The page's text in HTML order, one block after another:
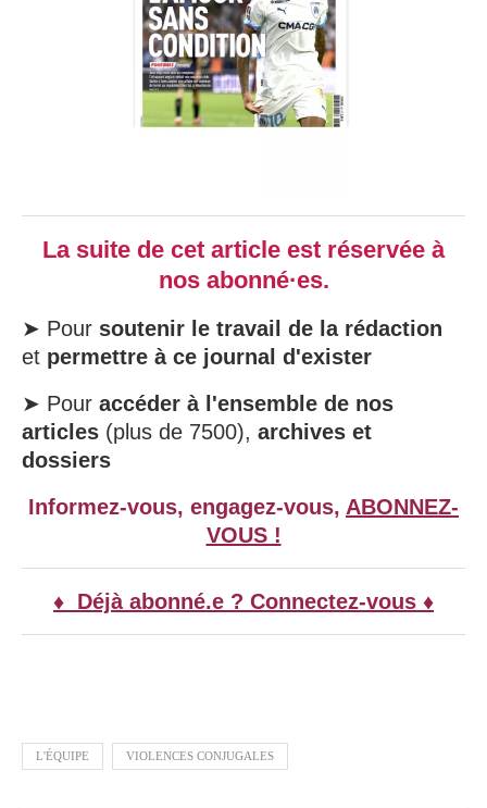
La suite de cet article est réservée à
nos abonné·es.
➤ Pour soutenir le travail de la rédaction
et permettre à ce journal d'exister
➤ Pour accéder à l'ensemble de nos
articles (plus de 7500), archives et
dossiers
Informez-vous, engagez-vous, ABONNEZ-
VOUS !
♦ Déjà abonné.e ? Connectez-vous ♦
L'ÉQUIPE VIOLENCES CONJUGALES